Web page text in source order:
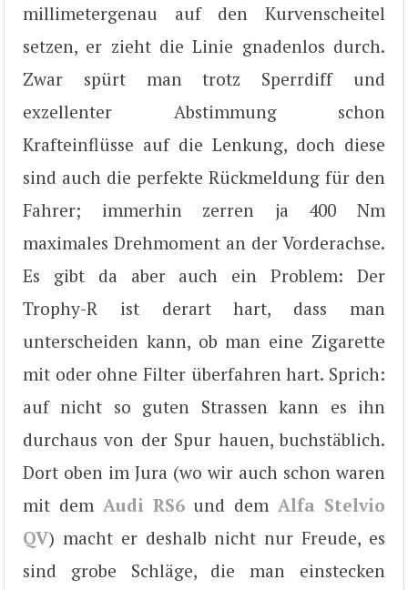
millimetergenau auf den Kurvenscheitel
setzen, er zieht die Linie gnadenlos durch.
Zwar spürt man trotz Sperrdiff und
exzellenter Abstimmung schon
Krafteinflüsse auf die Lenkung, doch diese
sind auch die perfekte Rückmeldung für den
Fahrer; immerhin zerren ja 400 Nm
maximales Drehmoment an der Vorderachse.
Es gibt da aber auch ein Problem: Der
Trophy-R ist derart hart, dass man
unterscheiden kann, ob man eine Zigarette
mit oder ohne Filter überfahren hart. Sprich:
auf nicht so guten Strassen kann es ihn
durchaus von der Spur hauen, buchstäblich.
Dort oben im Jura (wo wir auch schon waren
mit dem Audi RS6und dem Alfa Stelvio
QV) macht er deshalb nicht nur Freude, es
sind grobe Schläge, die man einstecken